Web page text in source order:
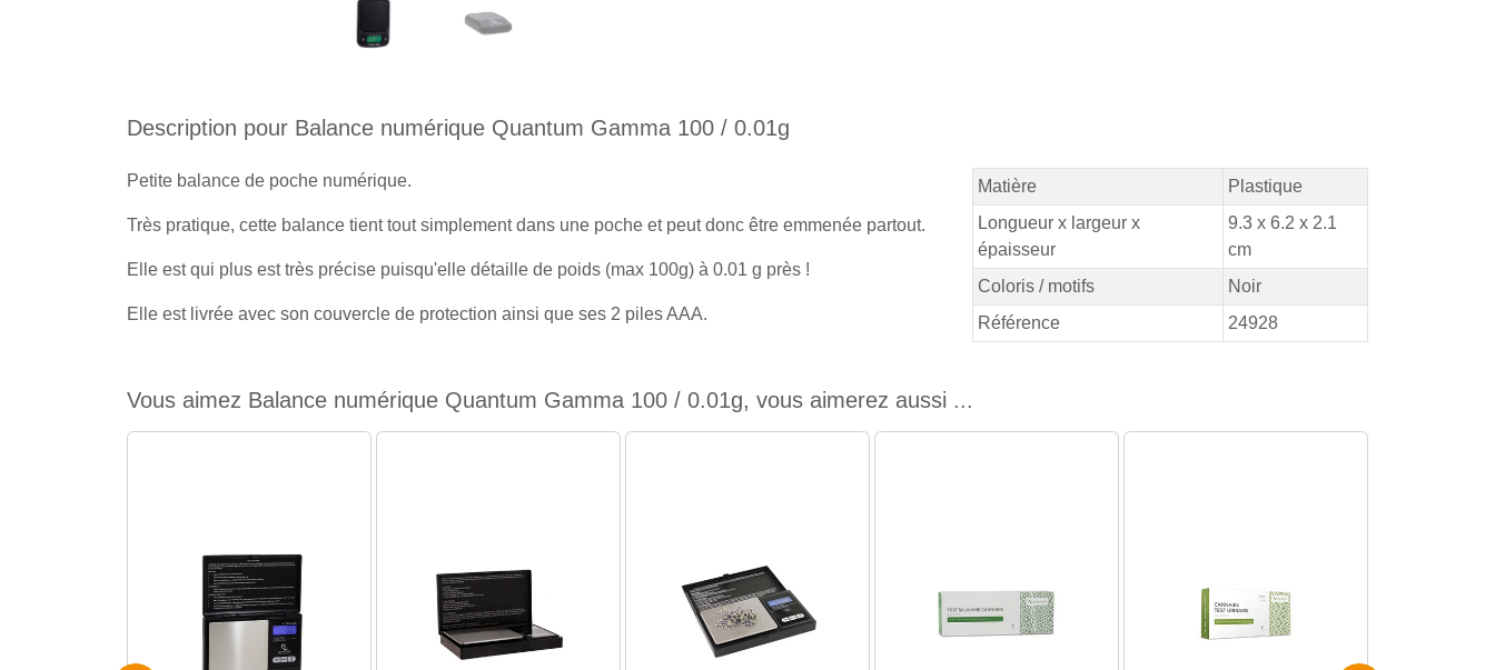
Description pour Balance numérique Quantum Gamma 100 / 0.01g
Petite balance de poche numérique.
Très pratique, cette balance tient tout simplement dans une poche et peut donc être emmenée partout.
Elle est qui plus est très précise puisqu'elle détaille de poids (max 100g) à 0.01 g près !
Elle est livrée avec son couvercle de protection ainsi que ses 2 piles AAA.
Matière
Plastique
Longueur x largeur x
épaisseur
9.3 x 6.2 x 2.1
cm
Coloris / motifs
Noir
Référence
24928
Vous aimez Balance numérique Quantum Gamma 100 / 0.01g, vous aimerez aussi ...